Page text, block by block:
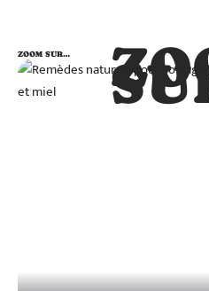
ZOOM SUR…